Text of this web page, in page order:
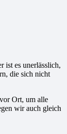
ist es unerlässlich,
die sich nicht
Ort, um alle
wir auch gleich